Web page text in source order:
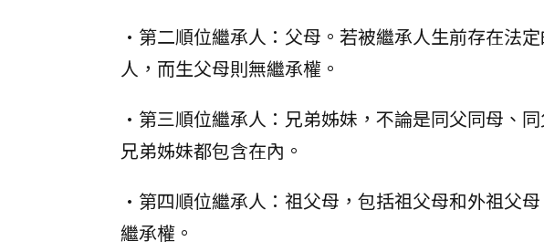
•第二順位繼承人：父母。若被繼承人生前存在法
人，而生父母則無繼承權。
•第三順位繼承人：兄弟姊妹，不論是同父同母、
兄弟姊妹都包含在內。
•第四順位繼承人：祖父母，包括祖父母和外祖父
繼承權。